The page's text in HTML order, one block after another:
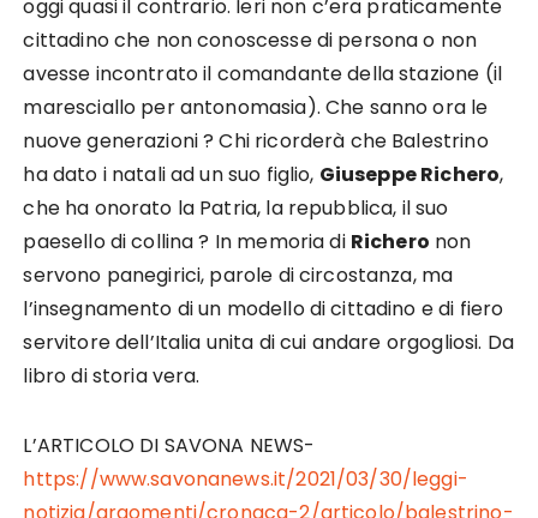
oggi quasi il contrario. Ieri non c’era praticamente
cittadino che non conoscesse di persona o non
avesse incontrato il comandante della stazione (il
maresciallo per antonomasia). Che sanno ora le
nuove generazioni ? Chi ricorderà che Balestrino
ha dato i natali ad un suo figlio, Giuseppe Richero,
che ha onorato la Patria, la repubblica, il suo
paesello di collina ? In memoria di Richero non
servono panegirici, parole di circostanza, ma
l’insegnamento di un modello di cittadino e di fiero
servitore dell’Italia unita di cui andare orgogliosi. Da
libro di storia vera.
L’ARTICOLO DI SAVONA NEWS-
https://www.savonanews.it/2021/03/30/leggi-